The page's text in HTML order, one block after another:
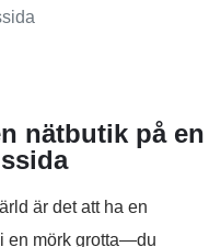
nätbutik på en
är det att ha en
en mörk grotta—du